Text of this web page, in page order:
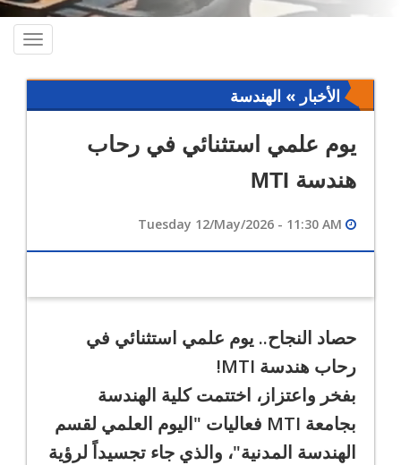
الأخبار » الهندسة
يوم علمي استثنائي في رحاب
هندسة MTI
حصاد النجاح.. يوم علمي استثنائي في
رحاب هندسة MTI!
بفخر واعتزاز، اختتمت كلية الهندسة
بجامعة MTI فعاليات "اليوم العلمي لقسم
الهندسة المدنية"، والذي جاء تجسيداً لرؤية